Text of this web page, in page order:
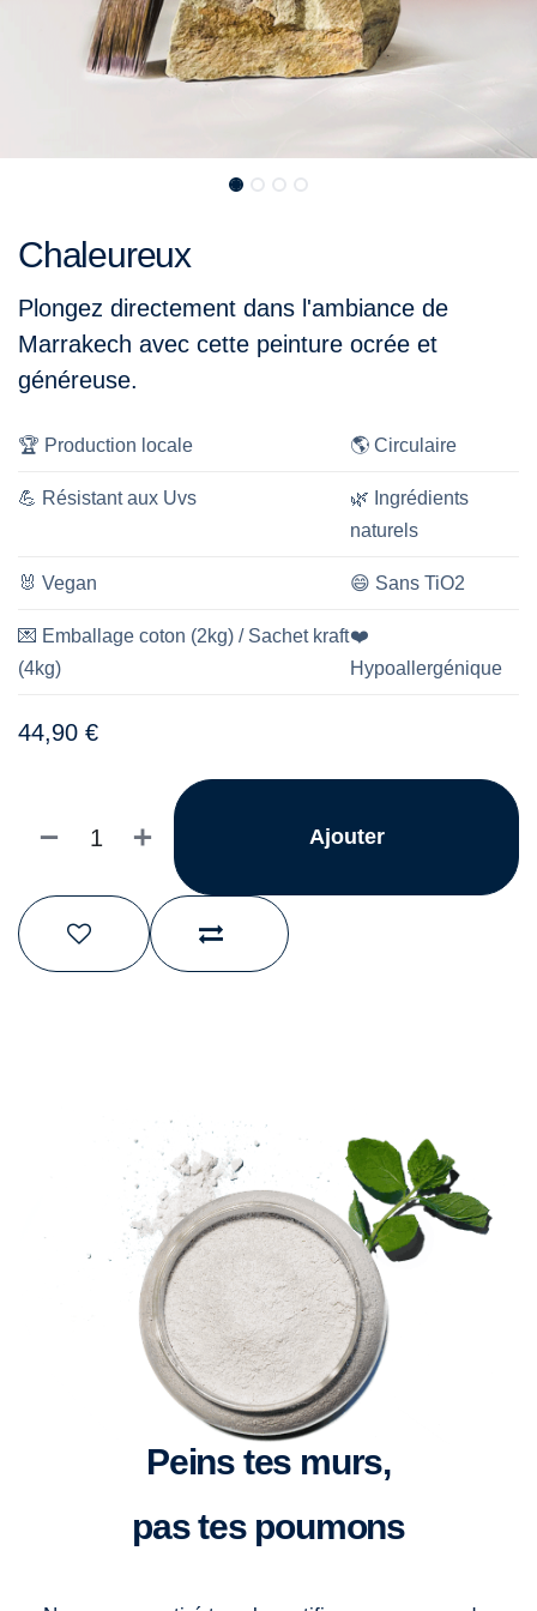
Chaleureux
Plongez directement dans l'ambiance de
Marrakech avec cette peinture ocrée et
généreuse.
🏆 Production locale 🌎 Circulaire
💪 Résistant aux Uvs 🌿 Ingrédients
naturels
🐰 Vegan 😄 Sans TiO2
💌 Emballage coton (2kg) / Sachet kraft
(4kg)
❤️
Hypoallergénique
44,90 €
Ajouter
Peins tes murs,
pas tes poumons